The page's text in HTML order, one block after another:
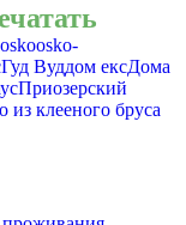
oskoosko-
Гуд Вуддом ексДома
Приозерский
из клееного бруса